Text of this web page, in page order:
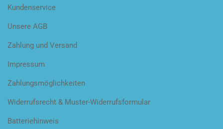
Kundenservice
Unsere AGB
Zahlung und Versand
Impressum
Zahlungsmöglichkeiten
Widerrufsrecht & Muster-Widerrufsformular
Batteriehinweis